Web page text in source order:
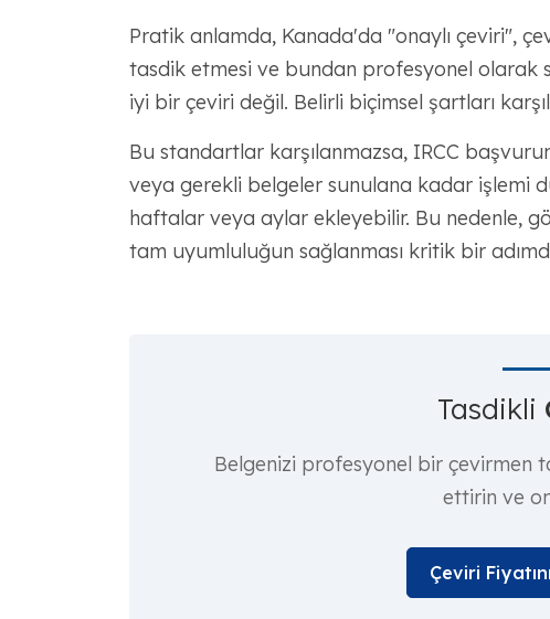
Pratik anlamda, Kanada'da "onaylı çeviri",
tasdik etmesi ve bundan profesyonel olarak
iyi bir çeviri değil. Belirli biçimsel şartları
Bu standartlar karşılanmazsa, IRCC
veya gerekli belgeler sunulana kadar işlemi
haftalar veya aylar ekleyebilir. Bu nedenle,
tam uyumluluğun sağlanması kritik bir
Tasdikli
Belgenizi profesyonel bir çevirmen
ettirin ve
Çeviri